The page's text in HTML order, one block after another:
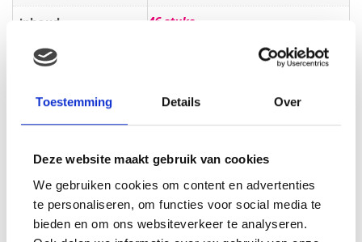
Toestemming Details Over
Deze website maakt gebruik van cookies
We gebruiken cookies om content en advertenties
te personaliseren, om functies voor social media te
bieden en om ons websiteverkeer te analyseren.
Inhoud 46 stuks
Maat
Beoordelingen
Er zijn nog geen beoordelingen.